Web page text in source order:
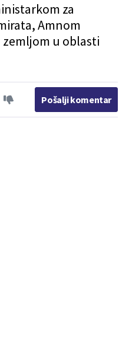
za
Amnom
zemljom u oblasti
Pošalji komentar